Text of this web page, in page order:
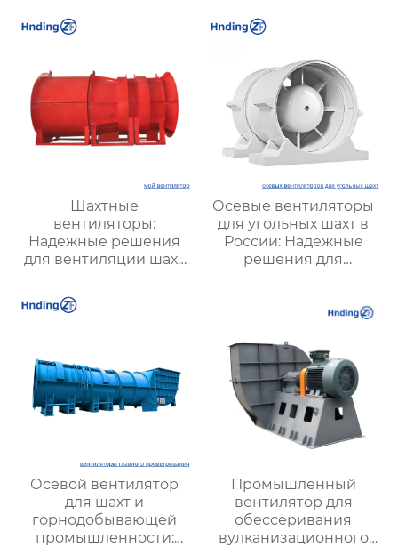
надежной вентиляции
оптимизации работы
Шахтные
вентиляторы:
Надежные решения
для вентиляции шахт
| Купить с доставкой
Осевые вентиляторы
для угольных шахт в
России: Надежные
решения для
безопасности
Осевой вентилятор
для шахт и
горнодобывающей
промышленности:
Промышленный
вентилятор для
обессеривания
вулканизационного